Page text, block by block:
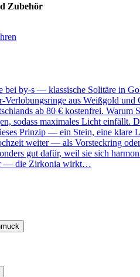
Zubehör
bei by-s — klassische Solitäre in
Verlobungsringe aus Weißgold
ab 80 € kostenfrei.
sodass maximales Licht einfällt.
Prinzip — ein Stein, eine
weiter — als Vorsteckring
gut dafür, weil sie sich
— die Zirkonia wirkt…